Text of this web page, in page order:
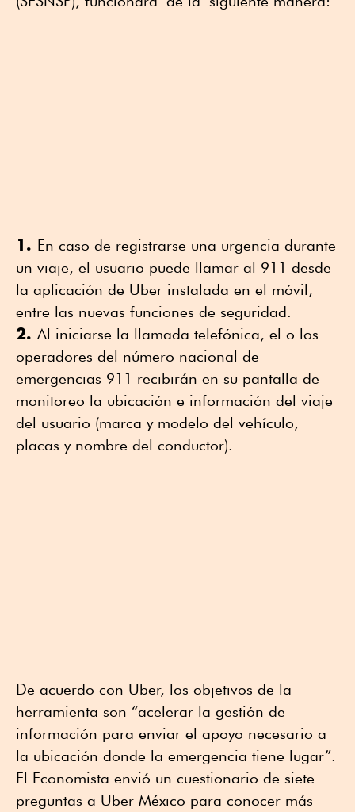
1. En caso de registrarse una urgencia durante
un viaje, el usuario puede llamar al 911 desde
la aplicación de Uber instalada en el móvil,
entre las nuevas funciones de seguridad.
2. Al iniciarse la llamada telefónica, el o los
operadores del número nacional de
emergencias 911 recibirán en su pantalla de
monitoreo la ubicación e información del viaje
del usuario (marca y modelo del vehículo,
placas y nombre del conductor).
De acuerdo con Uber, los objetivos de la
herramienta son “acelerar la gestión de
información para enviar el apoyo necesario a
la ubicación donde la emergencia tiene lugar”.
El Economista envió un cuestionario de siete
preguntas a Uber México para conocer más